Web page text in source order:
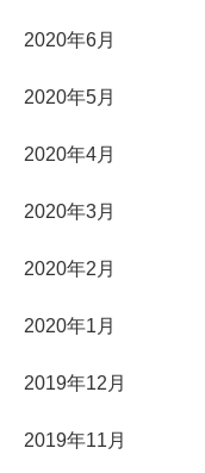
2020年6月
2020年5月
2020年4月
2020年3月
2020年2月
2020年1月
2019年12月
2019年11月